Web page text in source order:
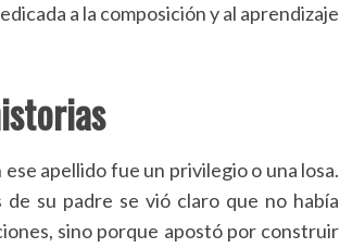
a la composición y al aprendizaje
apellido fue un privilegio o una losa.
su padre se vió claro que no había
sino porque apostó por construir